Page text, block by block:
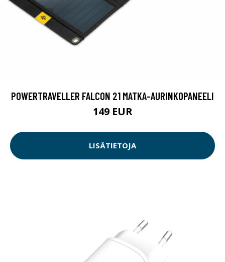
POWERTRAVELLER FALCON 21 MATKA-AURINKOPANEELI
149 EUR
LISÄTIETOJA